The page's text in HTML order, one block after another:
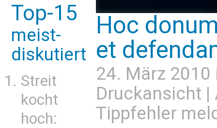
Top-15
meist-
diskutiert
Streit
kocht
hoch:
Hoc
et
24. März
Druckansicht |
Tippfehler